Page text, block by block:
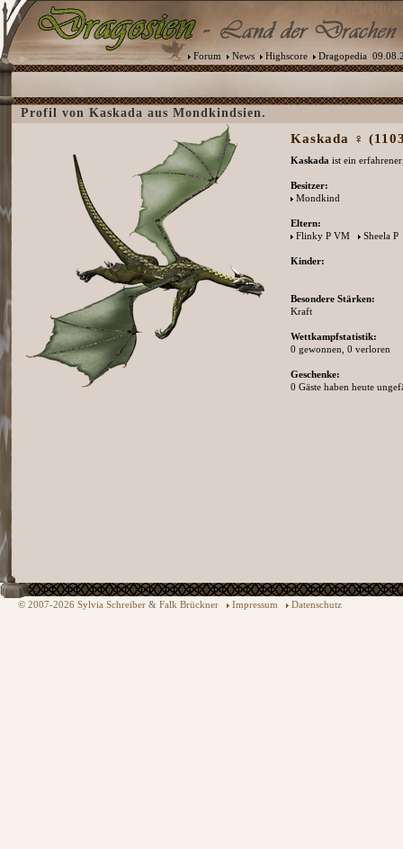
Forum News Highscore Dragopedia
Profil von Kaskada aus Mondkindsien.
Kaskada ♀
Kaskada ist ein
Besitzer:
Mondkind
Eltern:
Flinky P VM
Sheela P
Kinder:
Besondere Stärken:
Kraft
Wettkampfstatistik:
0 gewonnen, 0 verloren
Geschenke:
0 Gäste haben heute
© 2007-2026 Sylvia Schreiber & Falk Brückner Impressum Datenschutz